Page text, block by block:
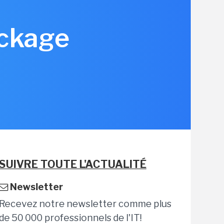
TOUTE L'ACTUALITÉ
Newsletter
Recevez notre newsletter comme plus
50 000 professionnels de l'IT!